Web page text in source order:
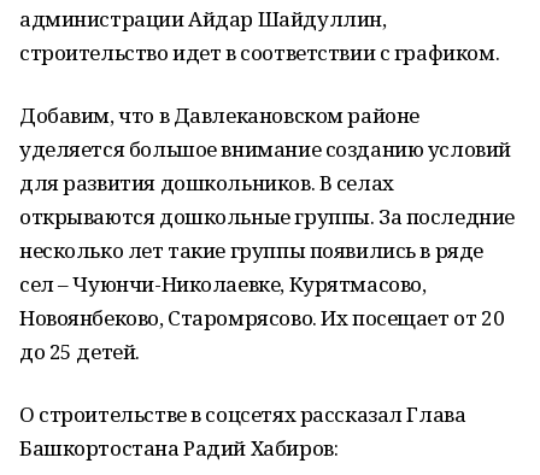
администрации Айдар Шайдуллин,
строительство идет в соответствии с графиком.
Добавим, что в Давлекановском районе
уделяется большое внимание созданию условий
для развития дошкольников. В селах
открываются дошкольные группы. За последние
несколько лет такие группы появились в ряде
сел – Чуюнчи-Николаевке, Курятмасово,
Новоянбеково, Старомрясово. Их посещает от 20
до 25 детей.
О строительстве в соцсетях рассказал Глава
Башкортостана Радий Хабиров: